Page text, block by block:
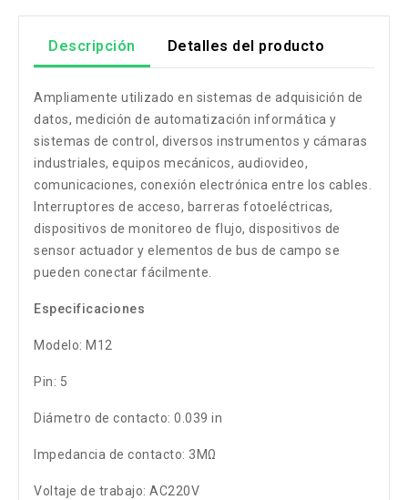
Descripción Detalles del producto
Ampliamente utilizado en sistemas de adquisición de
datos, medición de automatización informática y
sistemas de control, diversos instrumentos y cámaras
industriales, equipos mecánicos, audiovideo,
comunicaciones, conexión electrónica entre los cables.
Interruptores de acceso, barreras fotoeléctricas,
dispositivos de monitoreo de flujo, dispositivos de
sensor actuador y elementos de bus de campo se
pueden conectar fácilmente.
Especificaciones
Modelo: M12
Pin: 5
Diámetro de contacto: 0.039 in
Impedancia de contacto: 3MΩ
Voltaje de trabajo: AC220V